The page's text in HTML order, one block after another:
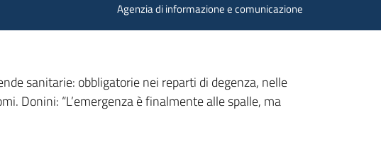
Agenzia di informazione e comunicazione
sanitarie: obbligatorie nei reparti di degenza, nelle
Donini: “L’emergenza è finalmente alle spalle, ma